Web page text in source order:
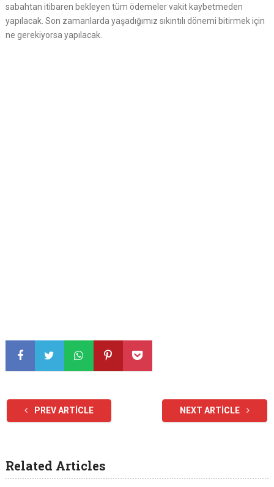
sabahtan itibaren bekleyen tüm ödemeler vakit kaybetmeden
yapılacak. Son zamanlarda yaşadığımız sıkıntılı dönemi bitirmek için
ne gerekiyorsa yapılacak.
PREV ARTICLE NEXT ARTICLE
Related Articles